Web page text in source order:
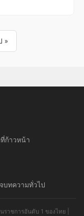
»
ก้าวหน้า
บทความทั่วไป
าชการอันดับ 1 ของไทย |